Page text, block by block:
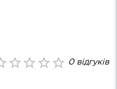
0відгуків